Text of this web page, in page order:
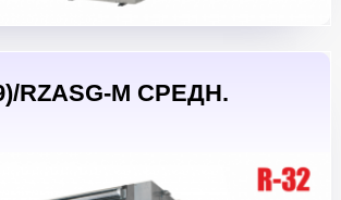
RZASG-M СРЕДН.